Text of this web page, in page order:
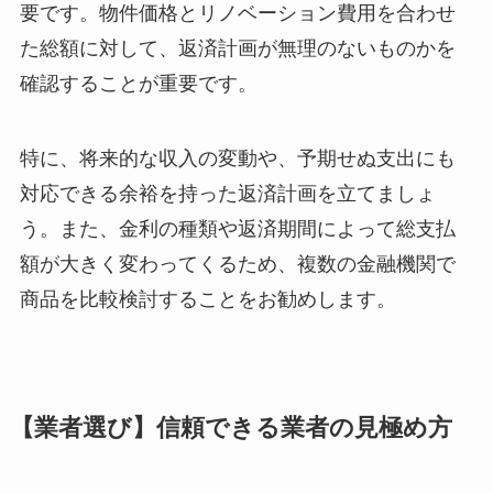
要です。物件価格とリノベーション費用を合わせ
た総額に対して、返済計画が無理のないものかを
確認することが重要です。
特に、将来的な収入の変動や、予期せぬ支出にも
対応できる余裕を持った返済計画を立てましょ
う。また、金利の種類や返済期間によって総支払
額が大きく変わってくるため、複数の金融機関で
商品を比較検討することをお勧めします。
【業者選び】信頼できる業者の見極め方